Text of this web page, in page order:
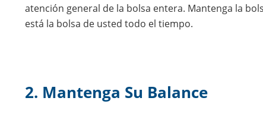
atención general de la bolsa entera. Mantenga la
está la bolsa de usted todo el tiempo.
2. Mantenga Su Balance